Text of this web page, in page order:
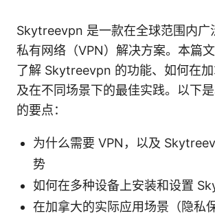
Skytreevpn 是一款在全球范围内广
私有网络（VPN）解决方案。本篇
了解 Skytreevpn 的功能、如何在
及在不同场景下的最佳实践。以下
的要点：
为什么需要 VPN，以及
势
如何在多种设备上安装和设置
在加拿大的实际应用场景（隐私